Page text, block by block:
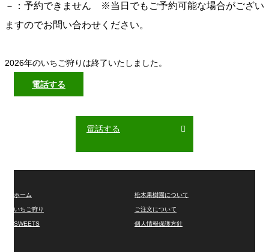
－：予約できません ※当日でもご予約可能な場合がござい
ますのでお問い合わせください。
2026年のいちご狩りは終了いたしました。
電話する
電話する
ホーム
いちご狩り
SWEETS
松木果樹園について
ご注文について
個人情報保護方針